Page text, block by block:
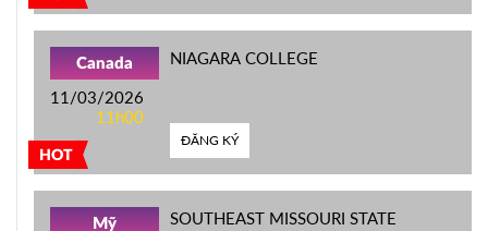
HOT
Canada
11/03/2026
11h00
NIAGARA COLLEGE
ĐĂNG KÝ
Mỹ
SOUTHEAST MISSOURI STATE